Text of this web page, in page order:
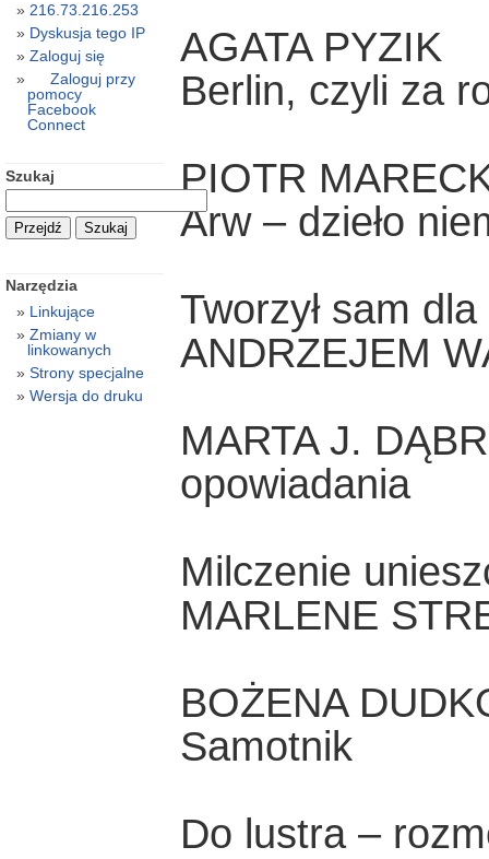
AGATA PYZIK
Berlin, czyli za
PIOTR
Arw – dzieło
Tworzył sam
ANDRZEJEM
MARTA J.
opowiadania
Milczenie
MARLENE
BOŻENA
Samotnik
Do lustra –
216.73.216.253
Dyskusja tego IP
Zaloguj się
Zaloguj przy
pomocy
Facebook
Connect
Szukaj
Narzędzia
Linkujące
Zmiany w
linkowanych
Strony specjalne
Wersja do druku